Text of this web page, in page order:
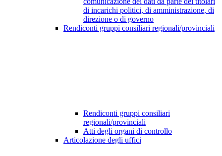
di incarichi politici, di amministrazione, di
direzione o di governo
Rendiconti gruppi consiliari regionali/provinciali
Rendiconti gruppi consiliari
regionali/provinciali
Atti degli organi di controllo
Articolazione degli uffici